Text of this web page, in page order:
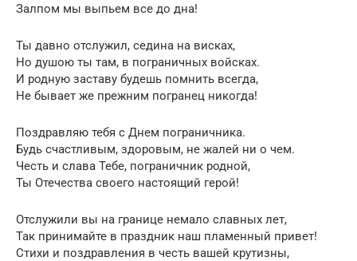
Залпом мы выпьем все до дна!
Ты давно отслужил, седина на висках,
Но душою ты там, в пограничных войсках.
И родную заставу будешь помнить всегда,
Не бывает же прежним погранец никогда!
Поздравляю тебя с Днем пограничника.
Будь счастливым, здоровым, не жалей ни о чем.
Честь и слава Тебе, пограничник родной,
Ты Отечества своего настоящий герой!
Отслужили вы на границе немало славных лет,
Так принимайте в праздник наш пламенный привет!
Стихи и поздравления в честь вашей крутизны,